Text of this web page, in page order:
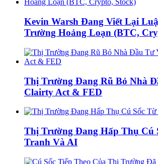
Kevin Warsh Đang Viết Lại
Trường Hoảng Loạn (BTC,
Thị Trường Đang Rũ Bỏ Nhà
Clairty Act & FED
Thị Trường Đang Hấp Thụ Cú
Tranh Và AI